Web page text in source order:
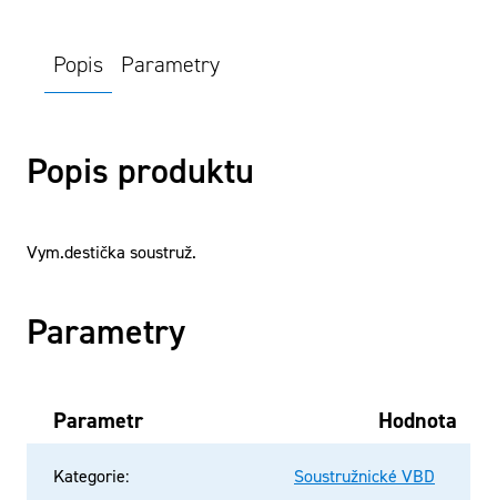
Popis Parametry
Popis produktu
Vym.destička soustruž.
Parametry
Parametr Hodnota
Kategorie: Soustružnické VBD